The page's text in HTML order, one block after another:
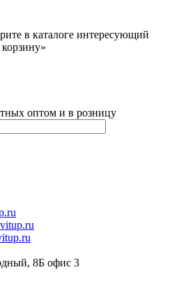
в каталоге интересующий
оптом и в розницу
8Б офис 3